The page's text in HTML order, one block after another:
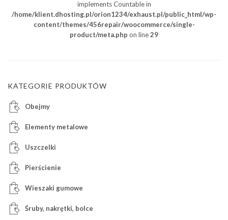
implements Countable in
/home/klient.dhosting.pl/orion1234/exhaust.pl/public_html/wp-
content/themes/456repair/woocommerce/single-
product/meta.php on line29
KATEGORIE PRODUKTÓW
Obejmy
Elementy metalowe
Uszczelki
Pierścienie
Wieszaki gumowe
Śruby, nakrętki, bolce